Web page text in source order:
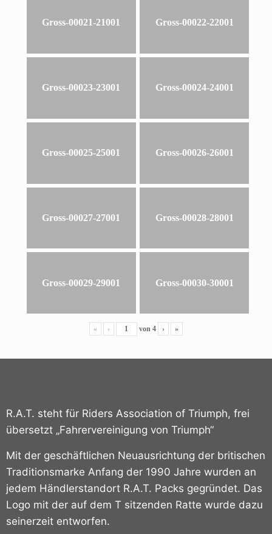
Gross-00021-21001 Gross-00022-22001
Gross-00023-23001 Gross-00024-24001
Gross-00025-25001 Gross-00026-26001
Gross-00027-27001 Gross-00028-28001
Gross-00029-29001 Gross-00030-30001
« ‹ von 4 › »
R.A.T. steht für Riders Association of Triumph, frei
übersetzt „Fahrervereinigung von Triumph“
Mit der geschäftlichen Neuausrichtung der britischen
Traditionsmarke Anfang der 1990 Jahre wurden an
jedem Händlerstandort R.A.T. Packs gegründet. Das
Logo mit der auf dem T sitzenden Ratte wurde dazu
seinerzeit entworfen.